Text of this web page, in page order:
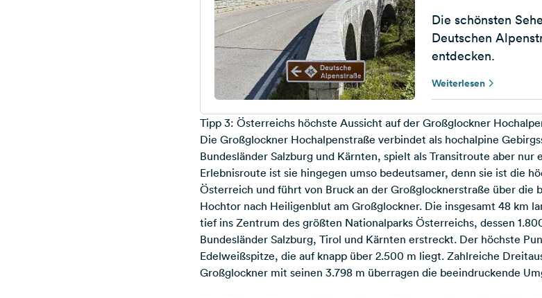
Die schönsten
Deutschen
entdecken.
Weiterlesen
Tipp 3: Österreichs höchste Aussicht auf der Großglockner
Die Großglockner Hochalpenstraße verbindet als hochalpine
Bundesländer Salzburg und Kärnten, spielt als Transitroute aber nur
Erlebnisroute ist sie hingegen umso bedeutsamer, denn sie ist die
Österreich und führt von Bruck an der Großglocknerstraße über die
Hochtor nach Heiligenblut am Großglockner. Die insgesamt 48 km
tief ins Zentrum des größten Nationalparks Österreichs, dessen
Bundesländer Salzburg, Tirol und Kärnten erstreckt. Der höchste
Edelweißspitze, die auf knapp über 2.500 m liegt. Zahlreiche
Großglockner mit seinen 3.798 m überragen die beeindruckende